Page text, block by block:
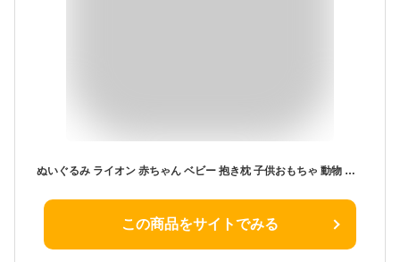
ぬいぐるみ ライオン 赤ちゃん ベビー 抱き枕 子供おもちゃ 動物 スタイル１ 可愛い ふわふわ 癒される 出産祝い プレゼント クリスマス 添い寝枕 縫い包み プレゼント用 添い寝まくら ライオン抱きまくら ライオン抱き枕 贈り物 60cm おもちゃ
この商品をサイトでみる